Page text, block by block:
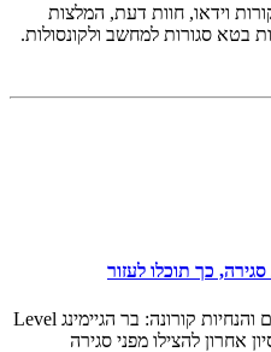
וידאו, חוות דעת, המלצות
בטא סגורות למחשב ולקונסולות.
עוד קורבן פוטנציאלי של סגרים והנחיות קורונה: בר הגיימינג Level